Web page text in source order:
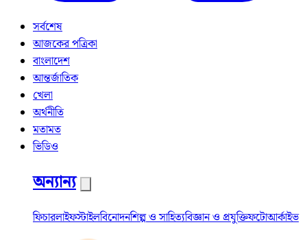
সর্বশেষ
আজকের পত্রিকা
বাংলাদেশ
আন্তর্জাতিক
খেলা
অর্থনীতি
মতামত
ভিডিও
অন্যান্য
ফিচারলাইফস্টাইলবিনোদনশিল্প ও সাহিত্যবিজ্ঞান ও প্রযুক্তিফটোআর্কাইভ